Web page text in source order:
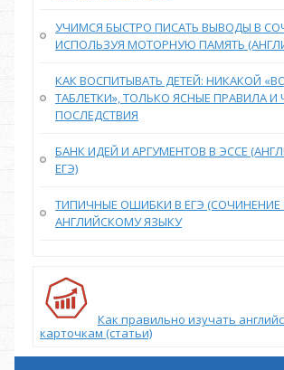
УЧИМСЯ БЫСТРО ПИСАТЬ ВЫВОДЫ В
ИСПОЛЬЗУЯ МОТОРНУЮ ПАМЯТЬ
КАК ВОСПИТЫВАТЬ ДЕТЕЙ: НИКАКОЙ
ТАБЛЕТКИ», ТОЛЬКО ЯСНЫЕ ПРАВИЛА И
ПОСЛЕДСТВИЯ
БАНК ИДЕЙ И АРГУМЕНТОВ В ЭССЕ
ЕГЭ)
ТИПИЧНЫЕ ОШИБКИ В ЕГЭ (СОЧИНЕНИЕ
АНГЛИЙСКОМУ ЯЗЫКУ
Как правильно изучать
карточкам (статьи)